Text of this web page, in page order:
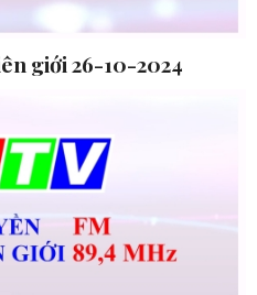
giới 26-10-2024